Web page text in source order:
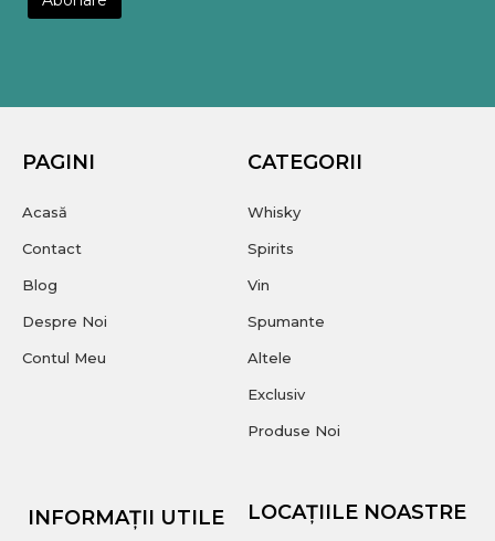
PAGINI
Acasă
Contact
Blog
Despre Noi
Contul Meu
CATEGORII
Whisky
Spirits
Vin
Spumante
Altele
Exclusiv
Produse Noi
INFORMAȚII UTILE LOCAȚIILE NOASTRE